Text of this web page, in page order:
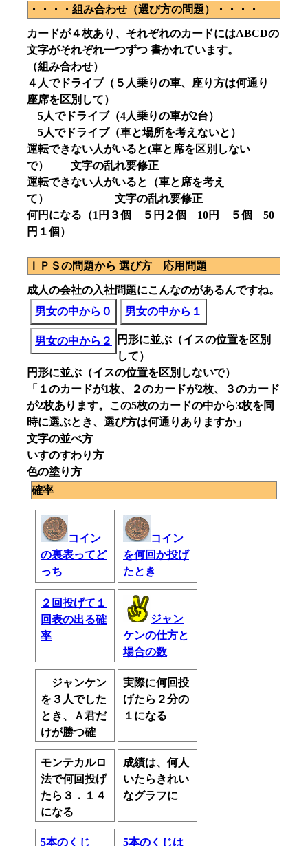
・・・・組み合わせ（選び方の問題）・・・・
カードが４枚あり、それぞれのカードにはABCDの
文字がそれぞれ一つずつ 書かれています。
（組み合わせ）
４人でドライブ（５人乗りの車、座り方は何通り
座席を区別して）
5人でドライブ（4人乗りの車が2台）
5人でドライブ（車と場所を考えないと）
運転できない人がいると(車と席を区別しない
で） 文字の乱れ要修正
運転できない人がいると（車と席を考え
て） 文字の乱れ要修正
何円になる（1円３個 ５円２個 10円 ５個 50
円１個）
ＩＰＳの問題から 選び方 応用問題
成人の会社の入社問題にこんなのがあるんですね。
男女の中から０
男女の中から１
男女の中から２
円形に並ぶ（イスの位置を区別
して）
円形に並ぶ（イスの位置を区別しないで）
「１のカードが1枚、２のカードが2枚、３のカード
が2枚あります。この5枚のカードの中から3枚を同
時に選ぶとき、選び方は何通りありますか」
文字の並べ方
いすのすわり方
色の塗り方
確率
コイン
の裏表ってど
っち
コイン
を何回か投げ
たとき
２回投げて１
回表の出る確
率
ジャン
ケンの仕方と
場合の数
ジャンケン
を３人でした
とき、Ａ君だ
けが勝つ確
実際に何回投
げたら２分の
１になる
モンテカルロ
法で何回投げ
たら３．１４
になる
成績は、何人
いたらきれい
なグラフに
5本のくじ 5本のくじは